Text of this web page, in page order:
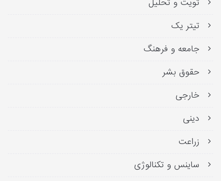
تیتر یک
جامعه و فرهنگ
حقوق بشر
خارجی
دینی
زراعت
ساینس و تکنالوژی